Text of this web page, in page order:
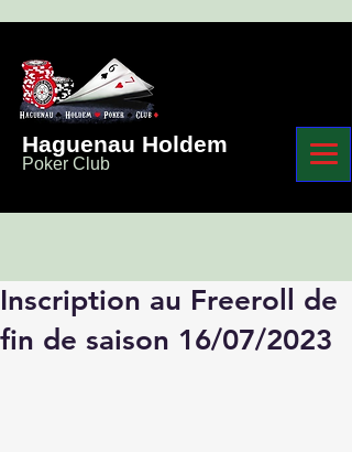
Haguenau Holdem
Poker Club
Inscription au Freeroll de
fin de saison 16/07/2023